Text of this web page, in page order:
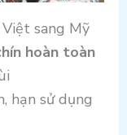
sang Mỹ
hoàn toàn
hạn sử dụng